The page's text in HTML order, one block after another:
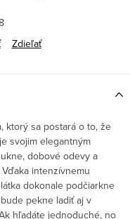
Zdieľať
ktorý sa postará o to, že
svojim elegantným
dobové odevy a
Vďaka intenzívnemu
dokonale podčiarkne
pekne ladiť aj v
hľadáte jednoduché, no